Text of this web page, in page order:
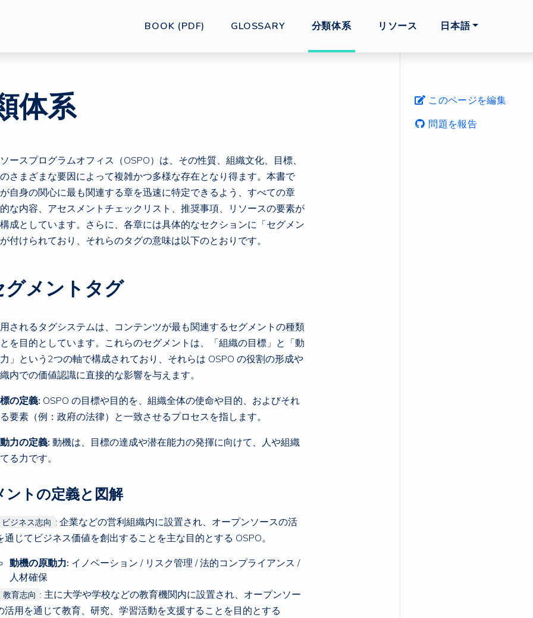
BOOK (PDF) GLOSSARY 分類体系 リソース 日本語
このページを編集
問題を報告
体系
ースプログラムオフィス（OSPO）は、その性質、組織文化、目標、
さまざまな要因によって複雑かつ多様な存在となり得ます。本書で
自身の関心に最も関連する章を迅速に特定できるよう、すべての章
な内容、アセスメントチェックリスト、推奨事項、リソースの要素が
成としています。さらに、各章には具体的なセクションに「セグメン
付けられており、それらのタグの意味は以下のとおりです。
グメントタグ
されるタグシステムは、コンテンツが最も関連するセグメントの種類
を目的としています。これらのセグメントは、「組織の目標」と「動
」という2つの軸で構成されており、それらは OSPO の役割の形成や
内での価値認識に直接的な影響を与えます。
の定義: OSPO の目標や目的を、組織全体の使命や目的、およびそれ
要素（例：政府の法律）と一致させるプロセスを指します。
力の定義: 動機は、目標の達成や潜在能力の発揮に向けて、人や組織
る力です。
ントの定義と図解
ジネス志向 : 企業などの営利組織内に設置され、オープンソースの活
通じてビジネス価値を創出することを主な目的とする OSPO。
動機の原動力: イノベーション / リスク管理 / 法的コンプライアンス /
人材確保
育志向 : 主に大学や学校などの教育機関内に設置され、オープンソー
活用を通じて教育、研究、学習活動を支援することを目的とする